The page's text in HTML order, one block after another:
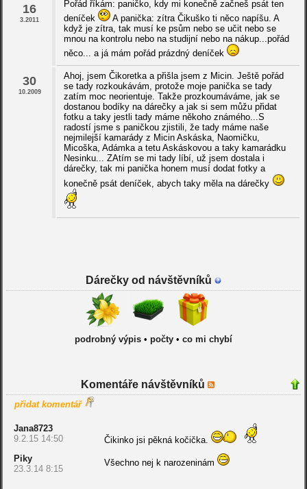
16
3.2011
Pořád říkám: paničko, kdy mi konečně začneš psát ten
deníček
A panička: zítra Čikuško ti něco napíšu. A
když je zítra, tak musí ke psům nebo se učit nebo se
mnou na kontrolu nebo na studijní nebo na nákup...pořád
něco... a já mám pořád prázdný deníček
30
10.2009
Ahoj, jsem Čikoretka a přišla jsem z Micin. Ještě pořád
se tady rozkoukávám, protože moje panička se tady
zatím moc neorientuje. Takže prozkoumáváme, jak se
dostanou bodíky na dárečky a jak si sem můžu přidat
fotku a taky jestli tady máme někoho známého...S
radostí jsme s paničkou zjistili, že tady máme naše
nejmilejší kamarády z Micin Askáska, Naomičku,
Micoška, Adámka a tetu Askáskovou a taky kamarádku
Nesinku... ZAtím se mi tady líbí, už jsem dostala i
dárečky, tak mi panička honem musí dodat fotky a
konečně psát deníček, abych taky měla na dárečky
Dárečky od návštěvníků
podrobný výpis• počty• co mi chybí
Komentáře návštěvníků
přidat komentář
Jana8723
9.2.15 14:50
Čikinko jsi pěkná kočička.
Piky
23.3.14 8:15
Všechno nej k narozeninám